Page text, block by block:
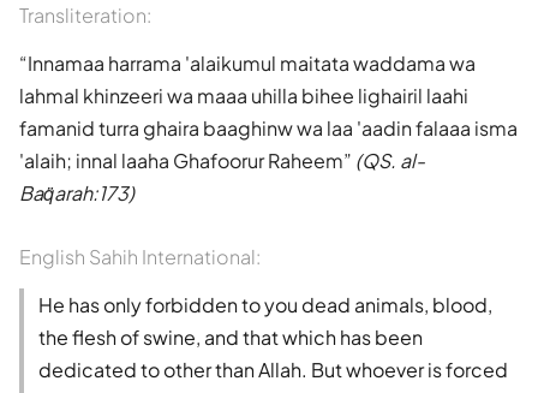
Transliteration:
Innamaa harrama 'alaikumul maitata waddama wa
lahmal khinzeeri wa maaa uhilla bihee lighairil laahi
famanid turra ghaira baaghinw wa laa 'aadin falaaa isma
'alaih; innal laaha Ghafoorur Raheem (QS. al-
Baq̈arah:173)
English Sahih International:
He has only forbidden to you dead animals, blood,
the flesh of swine, and that which has been
dedicated to other than Allah. But whoever is forced